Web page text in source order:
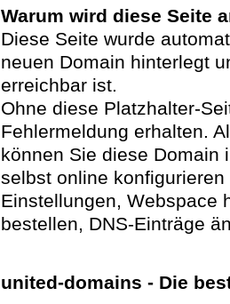
Warum wird diese Seite
Diese Seite wurde
neuen Domain hinterlegt
erreichbar ist.
Ohne diese Platzhalter-
Fehlermeldung erhalten.
können Sie diese Domain
selbst online
Einstellungen, Webspace
bestellen, DNS-Einträge
united-domains - Die